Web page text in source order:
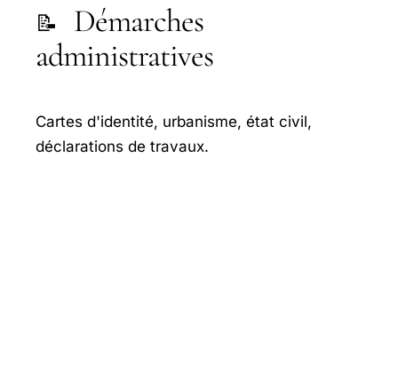
📝
Démarches
administratives
Cartes d'identité, urbanisme, état civil,
déclarations de travaux.